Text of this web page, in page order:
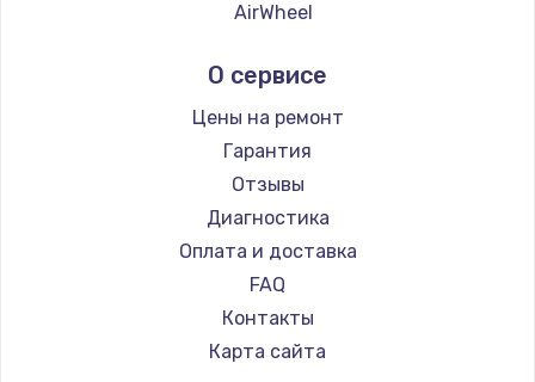
AirWheel
Hunter
Shorner
Joyor
Minimotors
Bork
Segway
KIRIN
О сервисе
Цены на ремонт
Гарантия
Отзывы
Диагностика
Оплата и доставка
FAQ
Контакты
Карта сайта